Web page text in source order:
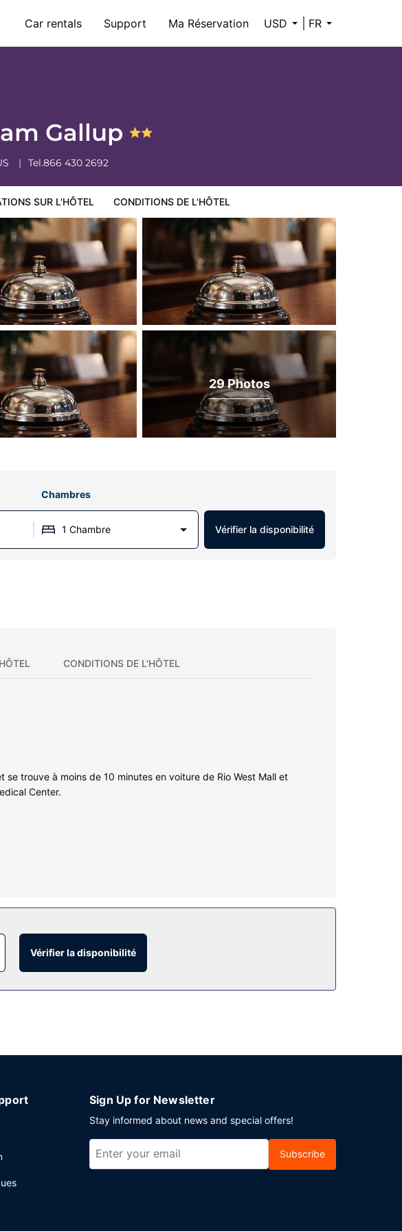
Car rentals Support Ma Réservation USD FR
Gallup
Tel.866 430 2692
SUR L'HÔTEL CONDITIONS DE L'HÔTEL
29 Photos
Chambres
1 Chambre Vérifier la disponibilité
CONDITIONS DE L'HÔTEL
trouve à moins de 10 minutes en voiture de Rio West Mall et
Center.
comprennent une douche et un sèche-cheveux. Les
Vérifier la disponibilité
Sign Up for Newsletter
Stay informed about news and special offers!
Subscribe